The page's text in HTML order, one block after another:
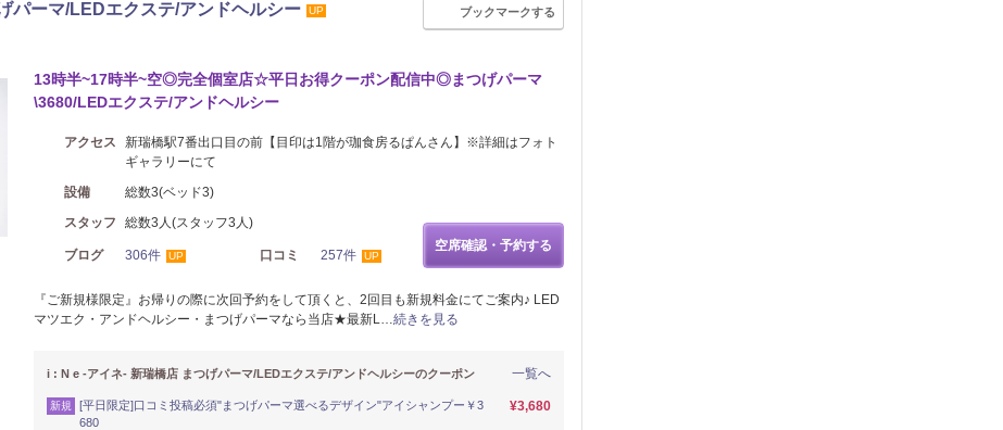
パーマ/LEDエクステ/アンドヘルシー UP ブックマークする
13時半~17時半~空◎完全個室店☆平日お得クーポン配信中◎まつげパーマ
\3680/LEDエクステ/アンドヘルシー
アクセス
新瑞橋駅7番出口目の前【目印は1階が珈食房るぱんさん】※詳細はフォト
ギャラリーにて
設備
総数3(ベッド3)
スタッフ
総数3人(スタッフ3人)
ブログ 306件 UP 口コミ 257件 UP
空席確認・予約する
『ご新規様限定』お帰りの際に次回予約をして頂くと、2回目も新規料金にてご案内♪ LED
マツエク・アンドヘルシー・まつげパーマなら当店★最新L…続きを見る
一覧へ
i : N e -アイネ- 新瑞橋店 まつげパーマ/LEDエクステ/アンドヘルシーのクーポン
新規
[平日限定]口コミ投稿必須"まつげパーマ選べるデザイン"アイシャンプー￥3
680
¥3,680